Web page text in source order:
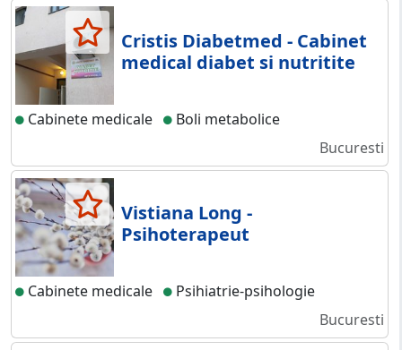
Cristis Diabetmed - Cabinet
medical diabet si nutritite
Cabinete medicale
Boli metabolice
Bucuresti
Vistiana Long -
Psihoterapeut
Cabinete medicale
Psihiatrie-psihologie
Bucuresti